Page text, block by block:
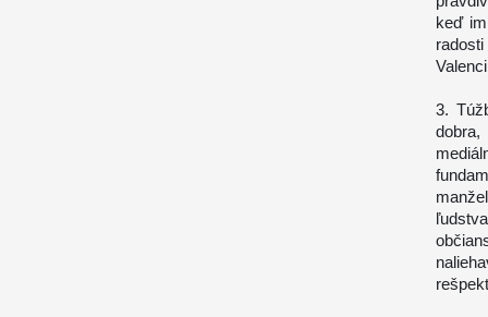
keď
3.